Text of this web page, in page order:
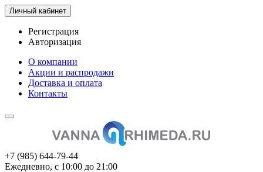
Личный кабинет
Регистрация
Авторизация
О компании
Акции и распродажи
Доставка и оплата
Контакты
+7 (985) 644-79-44
Ежедневно, с 10:00 до 21:00